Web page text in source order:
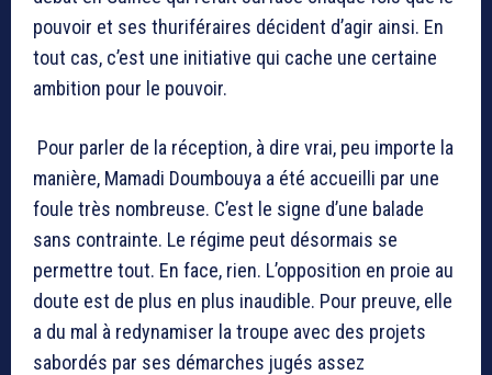
pouvoir et ses thuriféraires décident d’agir ainsi. En
tout cas, c’est une initiative qui cache une certaine
ambition pour le pouvoir.
Pour parler de la réception, à dire vrai, peu importe la
manière, Mamadi Doumbouya a été accueilli par une
foule très nombreuse. C’est le signe d’une balade
sans contrainte. Le régime peut désormais se
permettre tout. En face, rien. L’opposition en proie au
doute est de plus en plus inaudible. Pour preuve, elle
a du mal à redynamiser la troupe avec des projets
sabordés par ses démarches jugés assez